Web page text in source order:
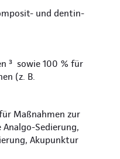
und dentin-
³ sowie 100 % für
(z. B.
Maßnahmen zur
Sedierung,
Akupunktur